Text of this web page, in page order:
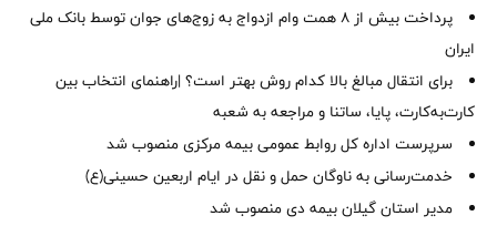
پرداخت بیش از ۸ همت وام ازدواج به زوج‌های جوان توسط بانک ملی
ایران
برای انتقال مبالغ بالا کدام روش بهتر است؟ |راهنمای انتخاب بین
کارت‌به‌کارت، پایا، ساتنا و مراجعه به شعبه
سرپرست اداره کل روابط عمومی بیمه مرکزی منصوب شد
خدمت‌رسانی به ناوگان حمل و نقل در ایام اربعین حسینی(ع)
‌مدیر استان گیلان بیمه دی منصوب شد